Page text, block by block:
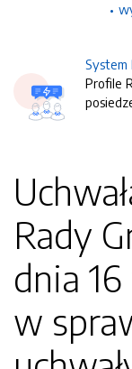
System
Profile
Rady
dnia
w